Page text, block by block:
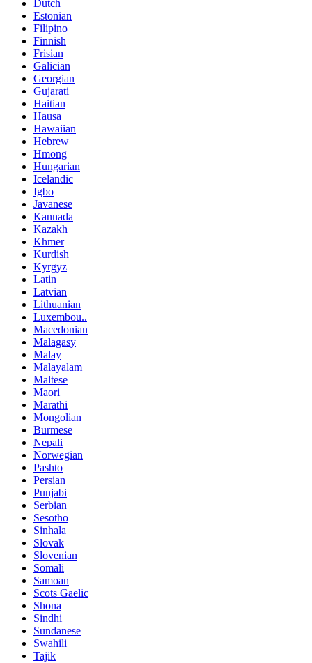
Dutch
Estonian
Filipino
Finnish
Frisian
Galician
Georgian
Gujarati
Haitian
Hausa
Hawaiian
Hebrew
Hmong
Hungarian
Icelandic
Igbo
Javanese
Kannada
Kazakh
Khmer
Kurdish
Kyrgyz
Latin
Latvian
Lithuanian
Luxembou..
Macedonian
Malagasy
Malay
Malayalam
Maltese
Maori
Marathi
Mongolian
Burmese
Nepali
Norwegian
Pashto
Persian
Punjabi
Serbian
Sesotho
Sinhala
Slovak
Slovenian
Somali
Samoan
Scots Gaelic
Shona
Sindhi
Sundanese
Swahili
Tajik